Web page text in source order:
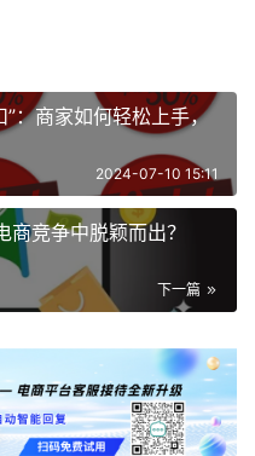
：商家如何轻松上手，
2024-07-10 15:11
竞争中脱颖而出？
下一篇